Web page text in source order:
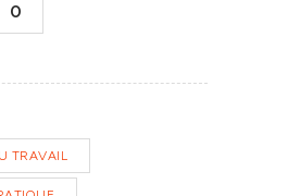
0
TRAVAIL